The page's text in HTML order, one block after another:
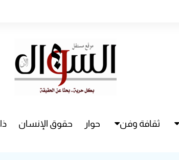
ثقافة وفن حوار حقوق الإنسان